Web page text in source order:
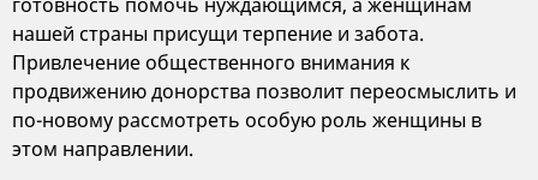
нашей страны присущи терпение и забота.
Привлечение общественного внимания к
продвижению донорства позволит переосмыслить и
по-новому рассмотреть особую роль женщины в
этом направлении.